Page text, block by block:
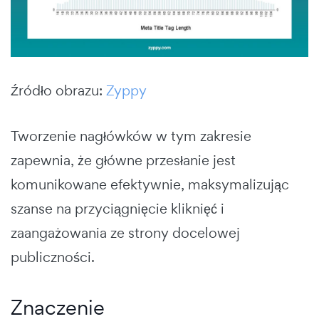
Źródło obrazu: Zyppy
Tworzenie nagłówków w tym zakresie
zapewnia, że główne przesłanie jest
komunikowane efektywnie, maksymalizując
szanse na przyciągnięcie kliknięć i
zaangażowania ze strony docelowej
publiczności.
Znaczenie